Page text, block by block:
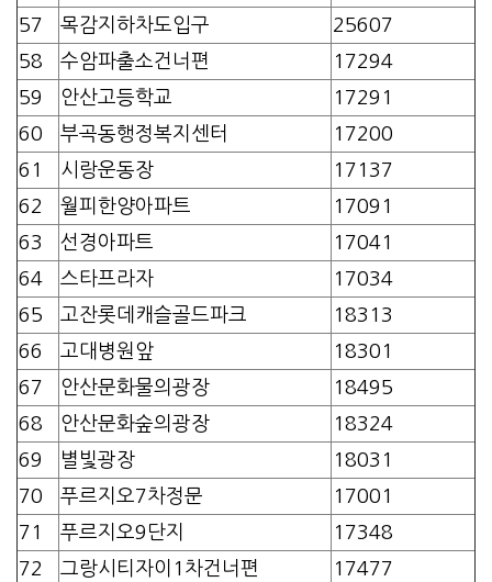
57
목감지하차도입구
25607
58
수암파출소건너편
17294
59
안산고등학교
17291
60
부곡동행정복지센터
17200
61
시랑운동장
17137
62
월피한양아파트
17091
63
선경아파트
17041
64
스타프라자
17034
65
고잔롯데캐슬골드파크
18313
66
고대병원앞
18301
67
안산문화물의광장
18495
68
안산문화숲의광장
18324
69
별빛광장
18031
70
푸르지오7차정문
17001
71
푸르지오9단지
17348
72
그랑시티자이1차건너편
17477